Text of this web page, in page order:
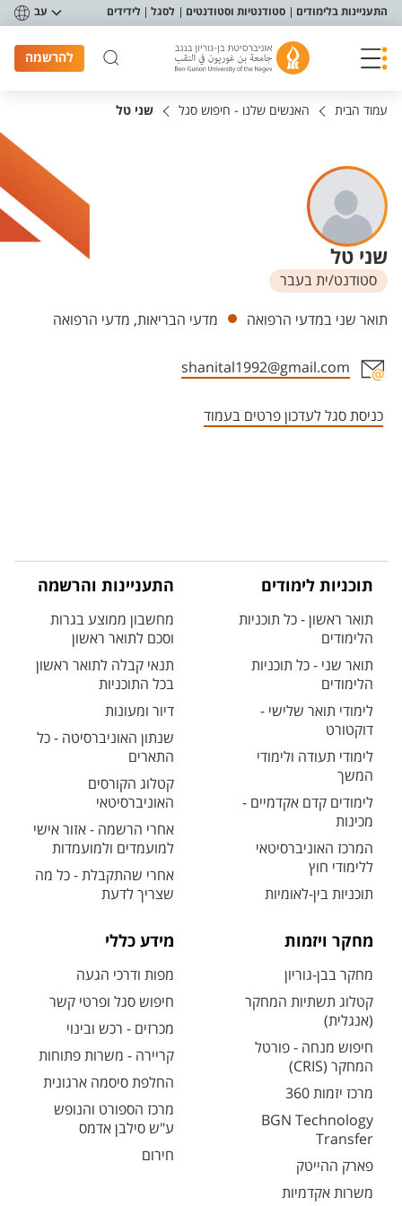
תפריט נגישות
התעניינות בלימודים סטודנטיות וסטודנטים לסגל לידידים עב
להרשמה
עמוד הבית האנשים שלנו - חיפוש סגל שני טל
שני טל
סטודנט/ית בעבר
יחידות
תואר שני במדעי הרפואה מדעי הבריאות, מדעי הרפואה
shanital1992@gmail.com
כניסת סגל לעדכון פרטים בעמוד
תוכניות לימודים
תואר ראשון - כל תוכניות
הלימודים
תואר שני - כל תוכניות
הלימודים
לימודי תואר שלישי -
דוקטורט
לימודי תעודה ולימודי
המשך
לימודים קדם אקדמיים -
מכינות
המרכז האוניברסיטאי
ללימודי חוץ
תוכניות בין-לאומיות
התעניינות והרשמה
מחשבון ממוצע בגרות
וסכם לתואר ראשון
תנאי קבלה לתואר ראשון
בכל התוכניות
דיור ומעונות
שנתון האוניברסיטה - כל
התארים
קטלוג הקורסים
האוניברסיטאי
אחרי הרשמה - אזור אישי
למועמדים ולמועמדות
אחרי שהתקבלת - כל מה
שצריך לדעת
מחקר ויזמות
מחקר בבן-גוריון
קטלוג תשתיות המחקר
(אנגלית)
חיפוש מנחה - פורטל
המחקר (CRIS)
מרכז יזמות 360
BGN Technology
Transfer
פארק ההייטק
משרות אקדמיות
מידע כללי
מפות ודרכי הגעה
חיפוש סגל ופרטי קשר
מכרזים - רכש ובינוי
קריירה - משרות פתוחות
החלפת סיסמה ארגונית
מרכז הספורט והנופש
ע"ש סילבן אדמס
חירום